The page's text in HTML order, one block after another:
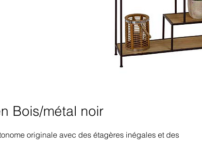
Bois/métal noir
originale avec des étagères inégales et des